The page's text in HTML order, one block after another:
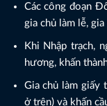
Các công đoạn
gia chủ làm lễ,
Khi Nhập trạch,
hương, khấn
Gia chủ làm giấy
ở trên) và khấn